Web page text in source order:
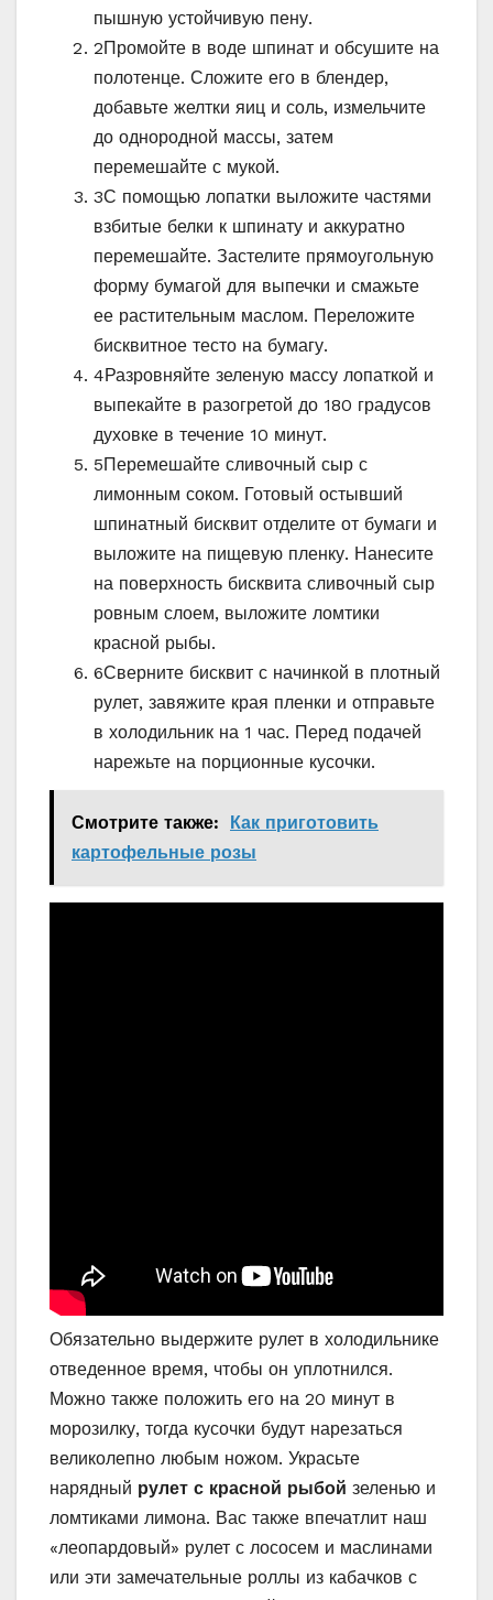
пышную устойчивую пену.
2Промойте в воде шпинат и обсушите на
полотенце. Сложите его в блендер,
добавьте желтки яиц и соль, измельчите
до однородной массы, затем
перемешайте с мукой.
3С помощью лопатки выложите частями
взбитые белки к шпинату и аккуратно
перемешайте. Застелите прямоугольную
форму бумагой для выпечки и смажьте
ее растительным маслом. Переложите
бисквитное тесто на бумагу.
4Разровняйте зеленую массу лопаткой и
выпекайте в разогретой до 180 градусов
духовке в течение 10 минут.
5Перемешайте сливочный сыр с
лимонным соком. Готовый остывший
шпинатный бисквит отделите от бумаги и
выложите на пищевую пленку. Нанесите
на поверхность бисквита сливочный сыр
ровным слоем, выложите ломтики
красной рыбы.
6Сверните бисквит с начинкой в плотный
рулет, завяжите края пленки и отправьте
в холодильник на 1 час. Перед подачей
нарежьте на порционные кусочки.
Смотрите также:
Как приготовить
картофельные розы
Обязательно выдержите рулет в холодильнике
отведенное время, чтобы он уплотнился.
Можно также положить его на 20 минут в
морозилку, тогда кусочки будут нарезаться
великолепно любым ножом. Украсьте
нарядный рулет с красной рыбой зеленью и
ломтиками лимона. Вас также впечатлит наш
«леопардовый» рулет с лососем и маслинами
или эти замечательные роллы из кабачков с